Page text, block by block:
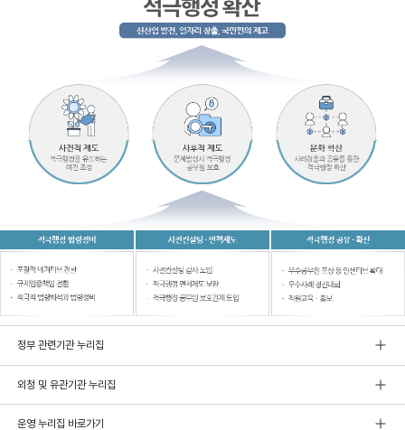
정부 관련기관 누리집
외청 및 유관기관 누리집
운영 누리집 바로가기